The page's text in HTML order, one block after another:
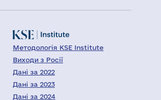
Методологія KSE Institute
Виходи з Росії
Дані за 2022
Дані за 2023
Дані за 2024